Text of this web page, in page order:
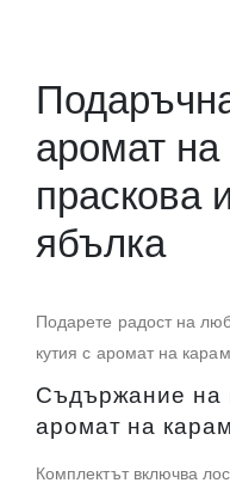
аромат
праскова
ябълка
Подарете радост на
кутия с аромат на
Съдържание на
аромат на
Комплектът включва